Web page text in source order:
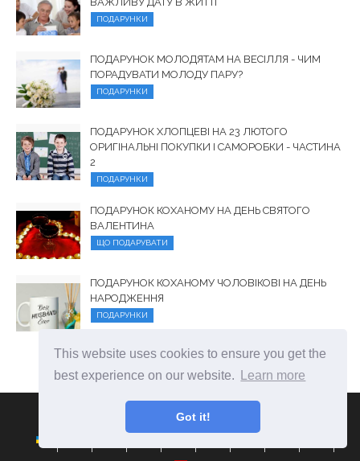
This website uses cookies to ensure you get the
best experience on our website.
Learn more
Got it!
ПОДАРУНКИ
ПОДАРУНОК МОЛОДЯТАМ НА ВЕСІЛЛЯ - ЧИМ
ПОРАДУВАТИ МОЛОДУ ПАРУ?
ПОДАРУНКИ
ПОДАРУНОК ХЛОПЦЕВІ НА 23 ЛЮТОГО
ОРИГІНАЛЬНІ ПОКУПКИ І САМОРОБКИ - ЧАСТИНА
2
ПОДАРУНКИ
ПОДАРУНОК КОХАНОМУ НА ДЕНЬ СВЯТОГО
ВАЛЕНТИНА
ЩО ПОДАРУВАТИ
ПОДАРУНОК КОХАНОМУ ЧОЛОВІКОВІ НА ДЕНЬ
НАРОДЖЕННЯ
ПОДАРУНКИ